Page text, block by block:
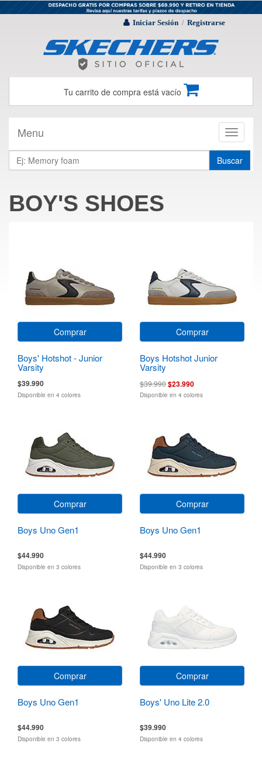
Iniciar Sesión / Registrarse
Tu carrito de compra está vacío
Toggle
Menu
Buscar
BOY'S SHOES
Comprar
Boys' Hotshot - Junior
Varsity
$39.990
Disponible en 4 colores
Comprar
Boys Hotshot Junior
Varsity
$39.990$23.990
Disponible en 4 colores
Comprar
Boys Uno Gen1
$44.990
Disponible en 3 colores
Comprar
Boys Uno Gen1
$44.990
Disponible en 3 colores
Comprar
Boys Uno Gen1
$44.990
Disponible en 3 colores
Comprar
Boys' Uno Lite 2.0
$39.990
Disponible en 4 colores